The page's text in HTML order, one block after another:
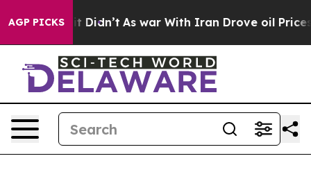
AGP PICKS
Well, it Didn’t As war With Iran Drove oil Prices